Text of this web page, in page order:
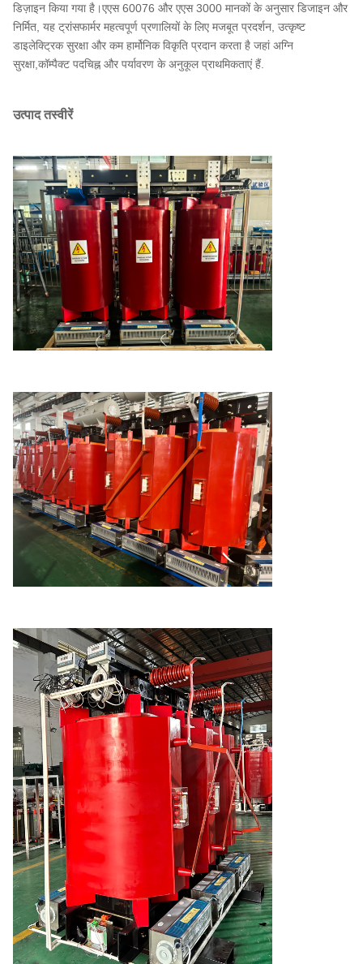
डिज़ाइन किया गया है।एएस 60076 और एएस 3000 मानकों के अनुसार डिजाइन और
निर्मित, यह ट्रांसफार्मर महत्वपूर्ण प्रणालियों के लिए मजबूत प्रदर्शन, उत्कृष्ट
डाइलेक्ट्रिक सुरक्षा और कम हार्मोनिक विकृति प्रदान करता है जहां अग्नि
सुरक्षा,कॉम्पैक्ट पदचिह्न और पर्यावरण के अनुकूल प्राथमिकताएं हैं.
उत्पाद तस्वीरें